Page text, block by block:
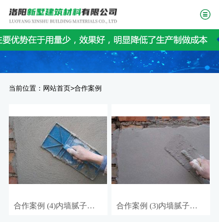
当前位置： 网站首页>合作案例
合作案例 (4)内墙腻子胶粉批 合作案例 (3)内墙腻子胶粉供